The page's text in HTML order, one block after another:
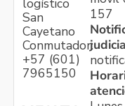
San
Cayetano
Conmutador:
+57 (601)
7965150
157